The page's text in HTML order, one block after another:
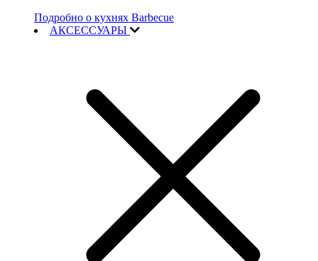
Подробно о кухнях Barbecue
АКСЕССУАРЫ